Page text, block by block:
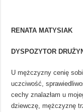
RENATA MATYSIAK
DYSPOZYTOR
U mężczyzny cenię
uczciwość,
cechy znalazłam u
dziewczę, mężczyznę